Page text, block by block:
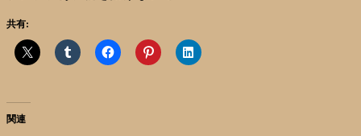
共有:
関連